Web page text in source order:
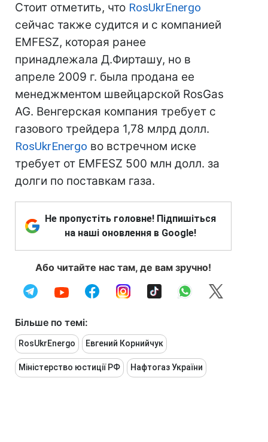
Стоит отметить, что RosUkrEnergo
сейчас также судится и с компанией
EMFESZ, которая ранее
принадлежала Д.Фирташу, но в
апреле 2009 г. была продана ее
менеджментом швейцарской RosGas
AG. Венгерская компания требует с
газового трейдера 1,78 млрд долл.
RosUkrEnergo во встречном иске
требует от EMFESZ 500 млн долл. за
долги по поставкам газа.
Не пропустіть головне! Підпишіться
на наші оновлення в Google!
Або читайте нас там, де вам зручно!
Більше по темі:
RosUkrEnergo Евгений Корнийчук
Міністерство юстиції РФ Нафтогаз України